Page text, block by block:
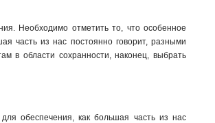
Необходимо отметить то, что особенное
часть из нас постоянно говорит, разными
в области сохранности, наконец, выбрать
обеспечения, как большая часть из нас